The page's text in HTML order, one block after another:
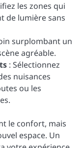
les zones qui
de lumière sans
surplombant un
agréable.
: Sélectionnez
nuisances
ou les
le confort, mais
espace. Un